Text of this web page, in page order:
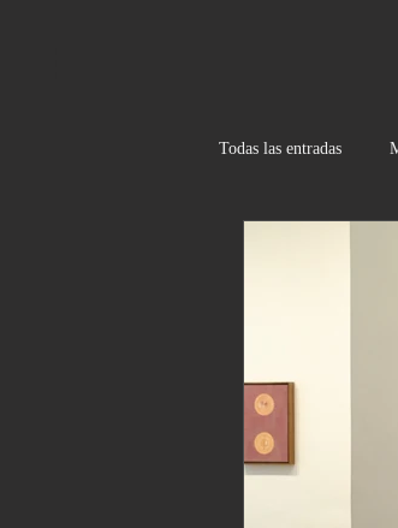
Todas las entradas